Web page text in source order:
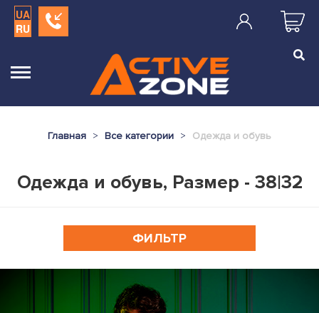
UA
RU
Главная Все категории Одежда и обувь
Одежда и обувь, Размер - 38|32
ФИЛЬТР